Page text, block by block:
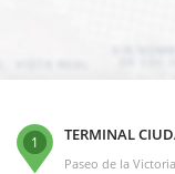
1 TERMINAL
Paseo de la